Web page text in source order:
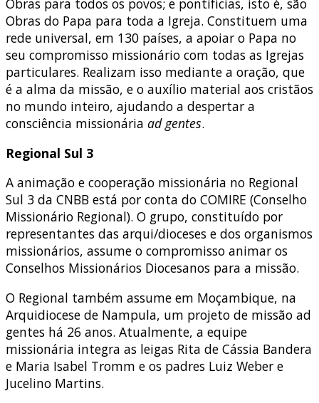
Obras para todos os povos; e pontifícias, isto é, são
Obras do Papa para toda a Igreja. Constituem uma
rede universal, em 130 países, a apoiar o Papa no
seu compromisso missionário com todas as Igrejas
particulares. Realizam isso mediante a oração, que
é a alma da missão, e o auxílio material aos cristãos
no mundo inteiro, ajudando a despertar a
consciência missionária ad gentes.
Regional Sul 3
A animação e cooperação missionária no Regional
Sul 3 da CNBB está por conta do COMIRE (Conselho
Missionário Regional). O grupo, constituído por
representantes das arqui/dioceses e dos organismos
missionários, assume o compromisso animar os
Conselhos Missionários Diocesanos para a missão.
O Regional também assume em Moçambique, na
Arquidiocese de Nampula, um projeto de missão ad
gentes há 26 anos. Atualmente, a equipe
missionária integra as leigas Rita de Cássia Bandera
e Maria Isabel Tromm e os padres Luiz Weber e
Jucelino Martins.